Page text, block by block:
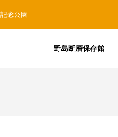
念公園
野島断層保存館